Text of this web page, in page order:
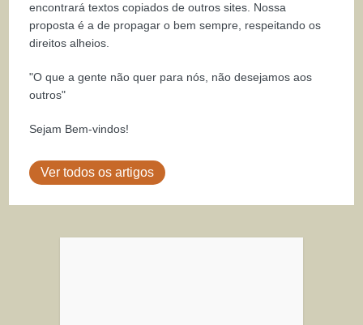
encontrará textos copiados de outros sites. Nossa
proposta é a de propagar o bem sempre, respeitando os
direitos alheios.
"O que a gente não quer para nós, não desejamos aos
outros"
Sejam Bem-vindos!
Ver todos os artigos